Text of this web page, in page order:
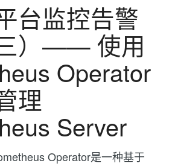
台监控告警
）—— 使用
Operator
理
Server
Operator是一种基于